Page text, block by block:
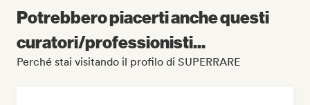
Potrebbero piacerti anche questi
curatori/professionisti...
Perché stai visitando il profilo di SUPERRARE